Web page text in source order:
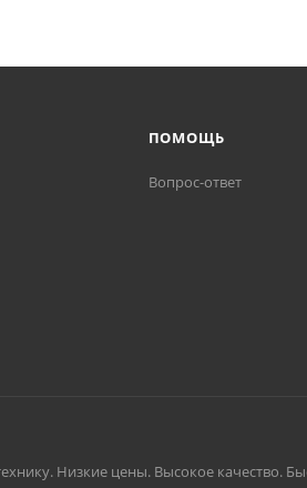
ПОМОЩЬ
Вопрос-ответ
Низкие цены. Высокое качество.